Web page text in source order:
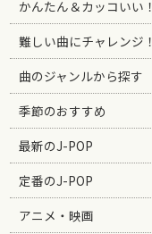
かんたん＆カッコいい！
難しい曲にチャレンジ！
曲のジャンルから探す
季節のおすすめ
最新のJ-POP
定番のJ-POP
アニメ・映画